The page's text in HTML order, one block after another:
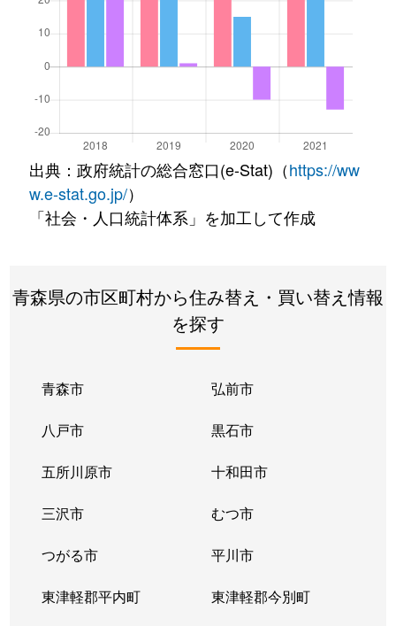
出典：政府統計の総合窓口(e-Stat)（https://ww
w.e-stat.go.jp/）
「社会・人口統計体系」を加工して作成
青森県の市区町村から住み替え・買い替え情報
を探す
青森市 弘前市
八戸市 黒石市
五所川原市 十和田市
三沢市 むつ市
つがる市 平川市
東津軽郡平内町 東津軽郡今別町